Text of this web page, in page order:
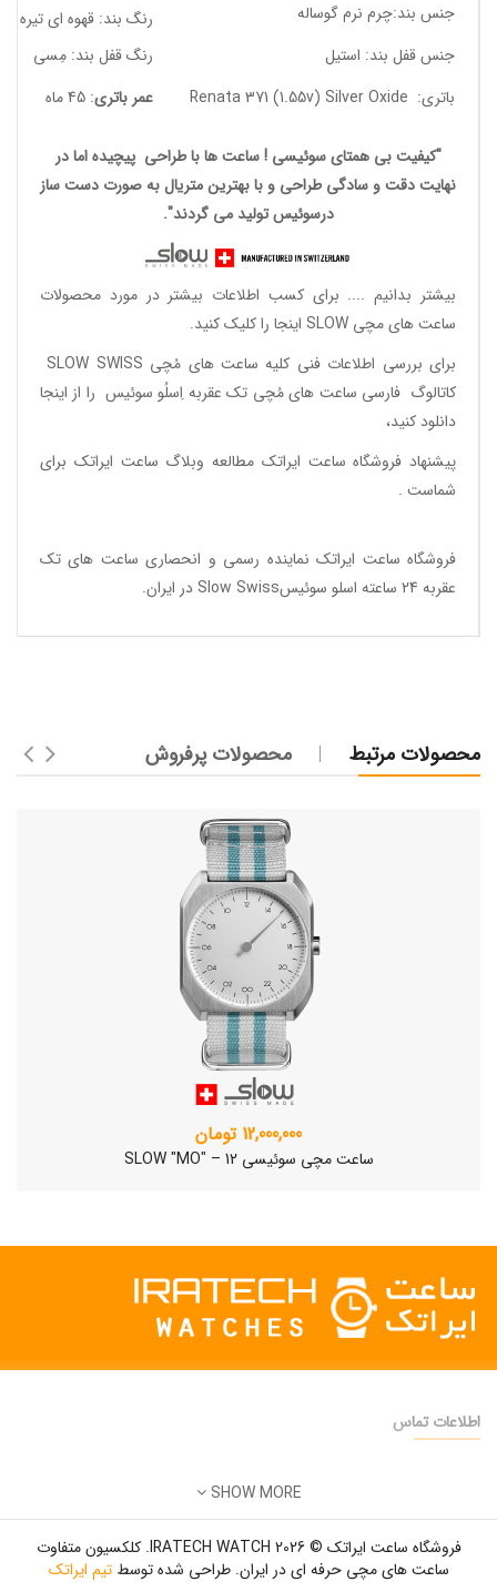
جنس بند:چرم نرم گوساله
رنگ بند: قهوه ای تیره
جنس قفل بند: استیل
رنگ قفل بند: مِسی
باتری: Renata 371 (1.55v) Silver Oxide
عمر باتری: 45 ماه
"کیفیت بی همتای سوئیسی ! ساعت ها با طراحی پیچیده اما در
نهایت دقت و سادگی طراحی و با بهترین متریال به صورت دست ساز
درسوئیس تولید می گردند".
بیشتر بدانیم .... برای کسب اطلاعات بیشتر در مورد محصولات
ساعت های مچی SLOW اینجا را کلیک کنید.
برای بررسی اطلاعات فنی کلیه ساعت های مُچی SLOW SWISS
کاتالوگ فارسی ساعت های مُچی تک عقربه اِسلُو سوئیس را از اینجا
دانلود کنید،
پیشنهاد فروشگاه ساعت ایراتک مطالعه وبلاگ ساعت ایراتک برای
شماست .
فروشگاه ساعت ایراتک نماینده رسمی و انحصاری ساعت های تک
عقربه 24 ساعته اسلو سوئیسSlow Swiss در ایران
.
محصولات مرتبط محصولات پرفروش
12,000,000 تومان
ساعت مچی سوئیسی SLOW "MO" – 12
ساعت مچی سوئیسی SLOW "AM/PM" – 01..
12,500,000 تومان
اطلاعات تماس
ایمیل:
زمان کاری:8 صبح تا 5 عصر
SHOW MORE
فروشگاه ساعت ایراتک © 2026 IRATECH WATCH. کلکسیون متفاوت
ساعت های مچی حرفه ای در ایران. طراحی شده توسطتیم ایراتک